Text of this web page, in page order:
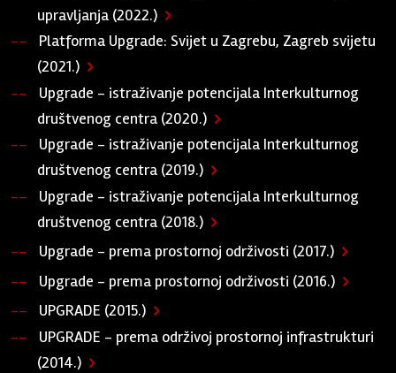
upravljanja (2022.)
Platforma Upgrade: Svijet u Zagrebu, Zagreb svijetu
(2021.)
Upgrade - istraživanje potencijala Interkulturnog
društvenog centra (2020.)
Upgrade - istraživanje potencijala Interkulturnog
društvenog centra (2019.)
Upgrade - istraživanje potencijala Interkulturnog
društvenog centra (2018.)
Upgrade - prema prostornoj održivosti (2017.)
Upgrade - prema prostornoj održivosti (2016.)
UPGRADE (2015.)
UPGRADE - prema održivoj prostornoj infrastrukturi
(2014.)